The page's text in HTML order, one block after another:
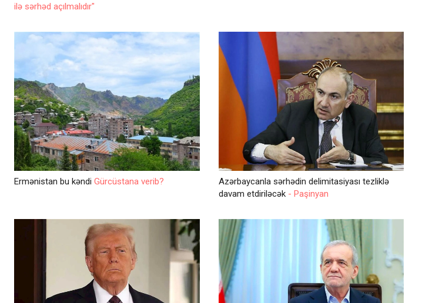
ilə sərhəd açılmalıdır"
Ermənistan bu kəndi Gürcüstana verib?
Azərbaycanla sərhədin delimitasiyası tezliklə
davam etdiriləcək - Paşinyan